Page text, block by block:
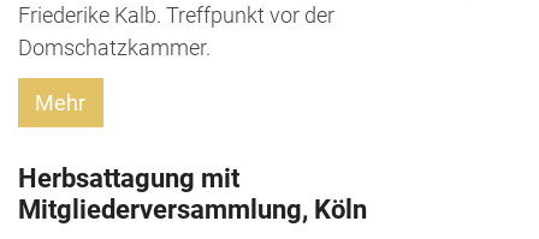
Friederike Kalb. Treffpunkt vor der
Domschatzkammer.
Mehr
Herbsattagung mit
Mitgliederversammlung, Köln